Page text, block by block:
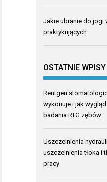
Jakie ubranie do jogi
praktykujących
OSTATNIE WPISY
Rentgen
wykonuje i jak
badania RTG zębów
Uszczelnienia
uszczelnienia tłoka i
pracy